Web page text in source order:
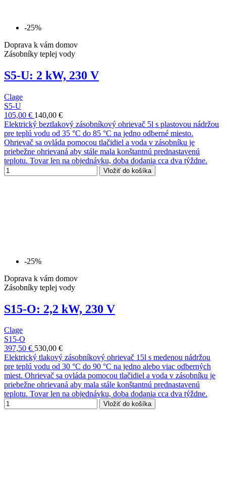
-25%
Doprava k vám domov
Zásobníky teplej vody
S5-U: 2 kW, 230 V
Clage
S5-U
105,00 € 140,00 €
Elektrický beztlakový zásobníkový ohrievač 5l s plastovou nádržou
pre teplú vodu od 35 °C do 85 °C na jedno odberné miesto.
Ohrievač sa ovláda pomocou tlačidiel a voda v zásobníku je
priebežne ohrievaná aby stále mala konštantnú prednastavenú
teplotu. Tovar len na objednávku, doba dodania cca dva týždne.
Vložiť do košíka
-25%
Doprava k vám domov
Zásobníky teplej vody
S15-O: 2,2 kW, 230 V
Clage
S15-O
397,50 € 530,00 €
Elektrický tlakový zásobníkový ohrievač 15l s medenou nádržou
pre teplú vodu od 30 °C do 90 °C na jedno alebo viac odberných
miest. Ohrievač sa ovláda pomocou tlačidiel a voda v zásobníku je
priebežne ohrievaná aby mala stále konštantnú prednastavenú
teplotu. Tovar len na objednávku, doba dodania cca dva týždne.
Vložiť do košíka